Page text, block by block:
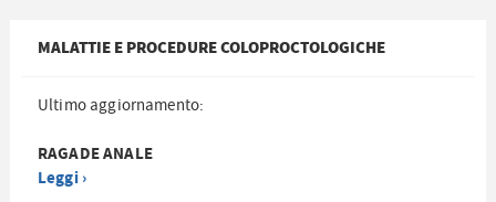
MALATTIE E PROCEDURE COLOPROCTOLOGICHE
Ultimo aggiornamento:
RAGADE ANALE
Leggi ›